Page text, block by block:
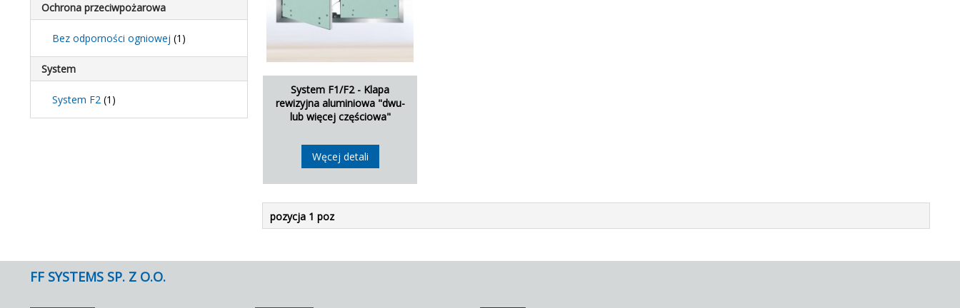
Ochrona przeciwpożarowa
Bez odporności ogniowej (1)
System
System F2 (1)
System F1/F2 - Klapa
rewizyjna aluminiowa "dwu-
lub więcej częściowa"
Węcej detali
pozycja 1 poz
FF SYSTEMS SP. Z O.O.